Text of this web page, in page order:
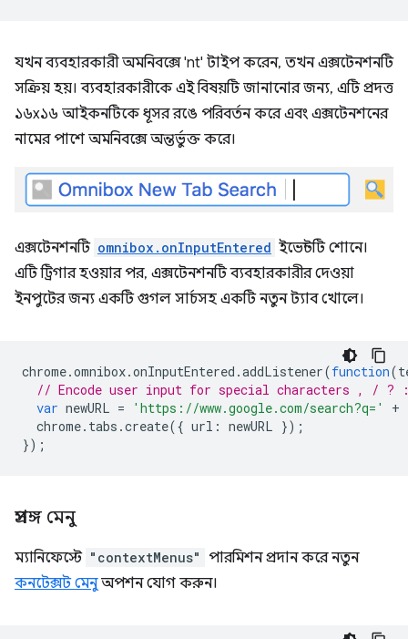
যখন ব্যবহারকারী অমনিবক্সে 'nt' টাইপ করেন, তখন এক্সটেনশনটি
সক্রিয় হয়। ব্যবহারকারীকে এই বিষয়টি জানানোর জন্য, এটি প্রদত্ত
১৬x১৬ আইকনটিকে ধূসর রঙে পরিবর্তন করে এবং এক্সটেনশনের
নামের পাশে অমনিবক্সে অন্তর্ভুক্ত করে।
এক্সটেনশনটি omnibox.onInputEntered ইভেন্টটি শোনে।
এটি ট্রিগার হওয়ার পর, এক্সটেনশনটি ব্যবহারকারীর দেওয়া
ইনপুটের জন্য একটি গুগল সার্চসহ একটি নতুন ট্যাব খোলে।
chrome.omnibox.onInputEntered .addListener(function(
// Encode user input for special characters , / ?
var newURL = 'https://www.google.com/search?q=' +
chrome. tabs .create({ url : newURL });
});
প্রসঙ্গ মেনু
ম্যানিফেস্টে "contextMenus" পারমিশন প্রদান করে নতুন
কনটেক্সট মেনুঅপশন যোগ করুন।